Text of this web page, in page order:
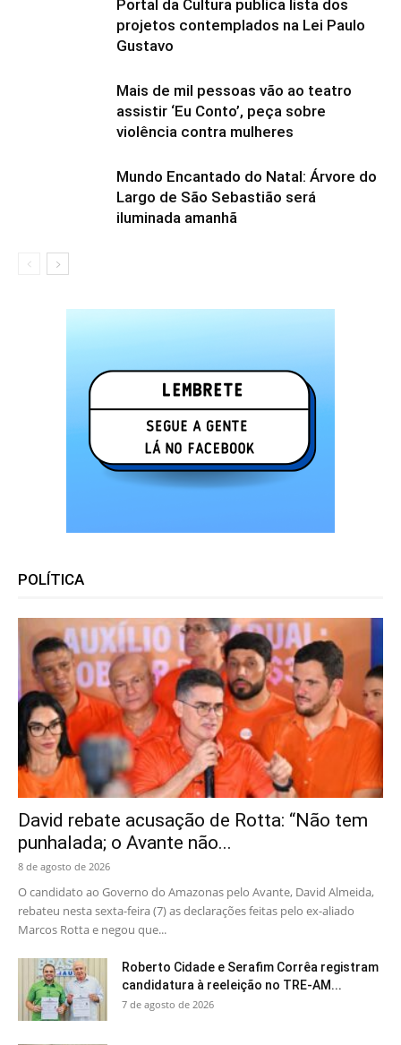
Portal da Cultura publica lista dos
projetos contemplados na Lei Paulo
Gustavo
Mais de mil pessoas vão ao teatro
assistir ‘Eu Conto’, peça sobre
violência contra mulheres
Mundo Encantado do Natal: Árvore do
Largo de São Sebastião será
iluminada amanhã
POLÍTICA
David rebate acusação de Rotta: “Não tem
punhalada; o Avante não...
8 de agosto de 2026
O candidato ao Governo do Amazonas pelo Avante, David Almeida,
rebateu nesta sexta-feira (7) as declarações feitas pelo ex-aliado
Marcos Rotta e negou que...
Roberto Cidade e Serafim Corrêa registram
candidatura à reeleição no TRE-AM...
7 de agosto de 2026